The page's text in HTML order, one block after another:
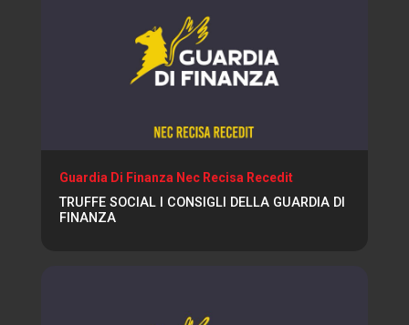
Guardia Di Finanza Nec Recisa Recedit
TRUFFE SOCIAL I CONSIGLI DELLA GUARDIA DI
FINANZA